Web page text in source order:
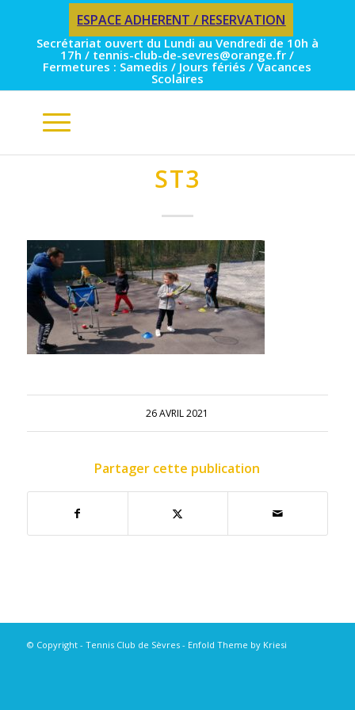
ESPACE ADHERENT / RESERVATION
Secrétariat ouvert du Lundi au Vendredi de 10h à
17h / tennis-club-de-sevres@orange.fr /
Fermetures : Samedis / Jours fériés / Vacances
Scolaires
ST3
26 AVRIL 2021
Partager cette publication
© Copyright - Tennis Club de Sèvres - Enfold Theme by Kriesi